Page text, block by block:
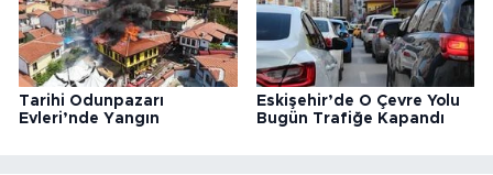
Tarihi Odunpazarı
Evleri’nde Yangın
Eskişehir’de O Çevre Yolu
Bugün Trafiğe Kapandı